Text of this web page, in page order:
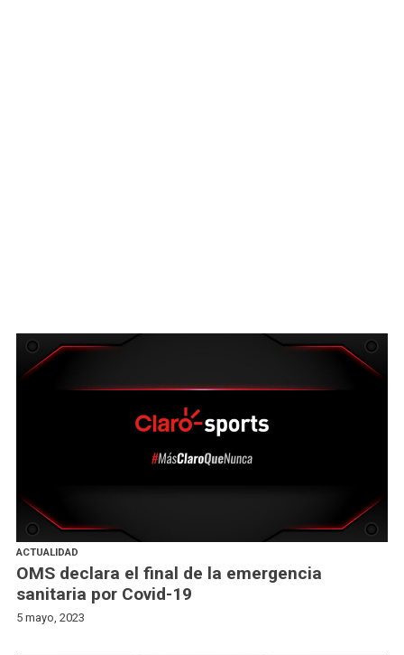
ACTUALIDAD
OMS declara el final de la emergencia
sanitaria por Covid-19
5 mayo, 2023